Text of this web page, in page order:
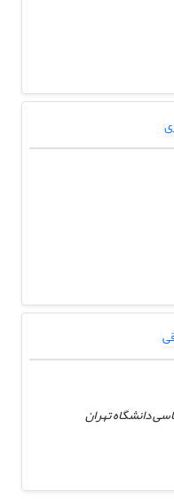
دانشگاه تهران